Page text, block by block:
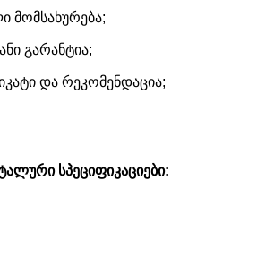
მომსახურება;
გარანტია;
და რეკომენდაცია;
სპეციფიკაციები: